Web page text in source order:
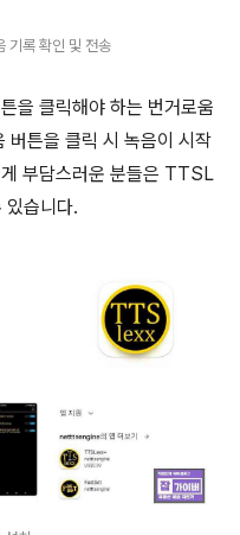
기록 확인 및 전송
을 클릭해야 하는 번거로움
버튼을 클릭 시 녹음이 시작
부담스러운 분들은 TTSL
있습니다.